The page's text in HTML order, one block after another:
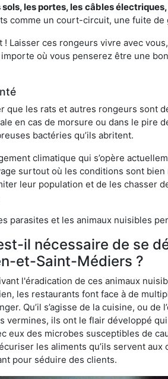
les portes, les câbles
comme un court-circuit, une fuite
! Laisser ces rongeurs vivre avec
où vous penserez être une
que les rats et autres rongeurs sont
en cas de morsure ou dans le pire
bactéries qu’ils abritent.
climatique qui s’opère
surtout où les conditions sont
leur population et de les chasser
parasites et les animaux nuisibles
il nécessaire de se
et-Saint-Médiers ?
l'éradication de ces animaux
les restaurants font face à de
Qu’il s’agisse de la cuisine, ou
vermines, ils ont le flair développé
eux des microbes susceptibles de
les aliments qu’ils servent
pour séduire des clients.